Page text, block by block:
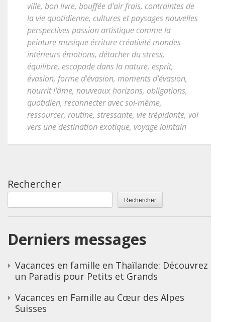
ville, bon livre, bouffée d'air frais, contraintes de
la vie quotidienne, cultures et paysages nouvelles
perspectives passion artistique comme la
peinture musique écriture créativité mondes
intérieurs émotions, détacher du stress,
équilibre, escapade dans la nature, esprit,
évasion, forme d'évasion, moments d'évasion,
nourrit l'âme, nouveaux horizons, obligations,
quotidien, reconnecter avec soi-même,
ressourcer, routine, stressante, vie trépidante, vol
vers une destination exotique, voyage lointain
Rechercher
Rechercher
Derniers messages
Vacances en famille en Thaïlande: Découvrez
un Paradis pour Petits et Grands
Vacances en Famille au Cœur des Alpes
Suisses